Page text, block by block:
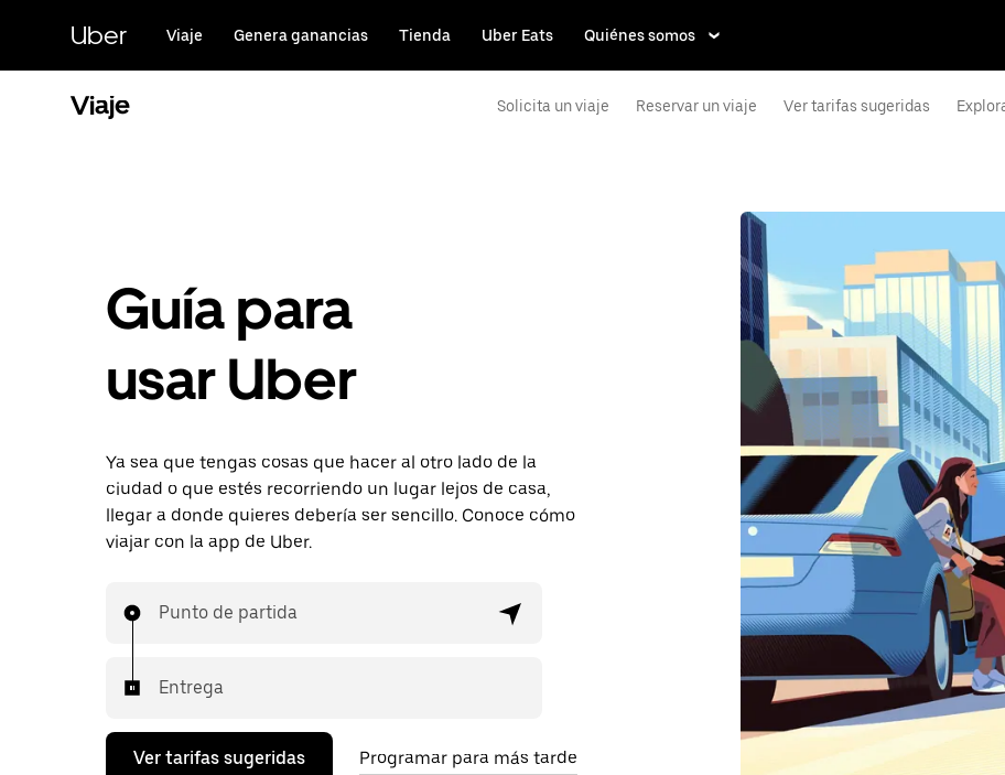
contenido
principal
Uber Viaje Genera ganancias Tienda Uber Eats Quiénes somos
Viaje Solicita un viaje Reservar un viaje Ver tarifas sugeridas
Guía para
usar Uber
Ya sea que tengas cosas que hacer al otro lado de la
ciudad o que estés recorriendo un lugar lejos de casa,
llegar a donde quieres debería ser sencillo. Conoce cómo
viajar con la app de Uber.
Punto de partida
Entrega
Ver tarifas sugeridas Programar para más tarde